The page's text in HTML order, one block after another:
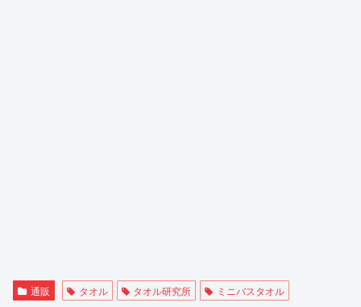
通販 タオル タオル研究所 ミニバスタオル